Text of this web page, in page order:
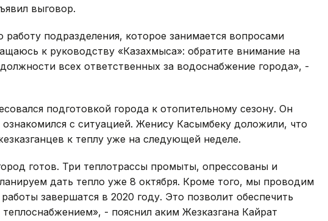
выговор.
подразделения, которое занимается вопросами
к руководству «Казахмыса»: обратите внимание на
всех ответственных за водоснабжение города», -
подготовкой города к отопительному сезону. Он
с ситуацией. Женису Касымбеку доложили, что
к теплу уже на следующей неделе.
готов. Три теплотрассы промыты, опрессованы и
дать тепло уже 8 октября. Кроме того, мы проводим
завершатся в 2020 году. Это позволит обеспечить
- пояснил аким Жезказгана Кайрат